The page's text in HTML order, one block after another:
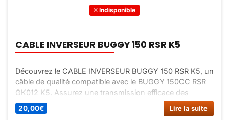
Indisponible
CABLE INVERSEUR BUGGY 150 RSR K5
Découvrez le CABLE INVERSEUR BUGGY 150 RSR K5, un
câble de qualité compatible avec le BUGGY 150CC RSR
GK012 K5. Assurez une transmission efficace des
commandes pour une expérience de conduite optimale.
Commandez dès maintenant sur Dirt Bike France !
20,00€ Lire la suite